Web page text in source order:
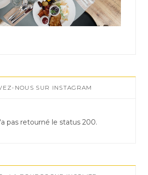
NOUS SUR INSTAGRAM
pas retourné le status 200.